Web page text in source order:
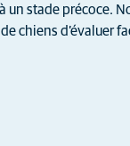
un stade précoce.
chiens d’évaluer